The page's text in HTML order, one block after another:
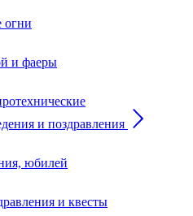
огни
и фаеры
и поздравления
юбилей
и квесты